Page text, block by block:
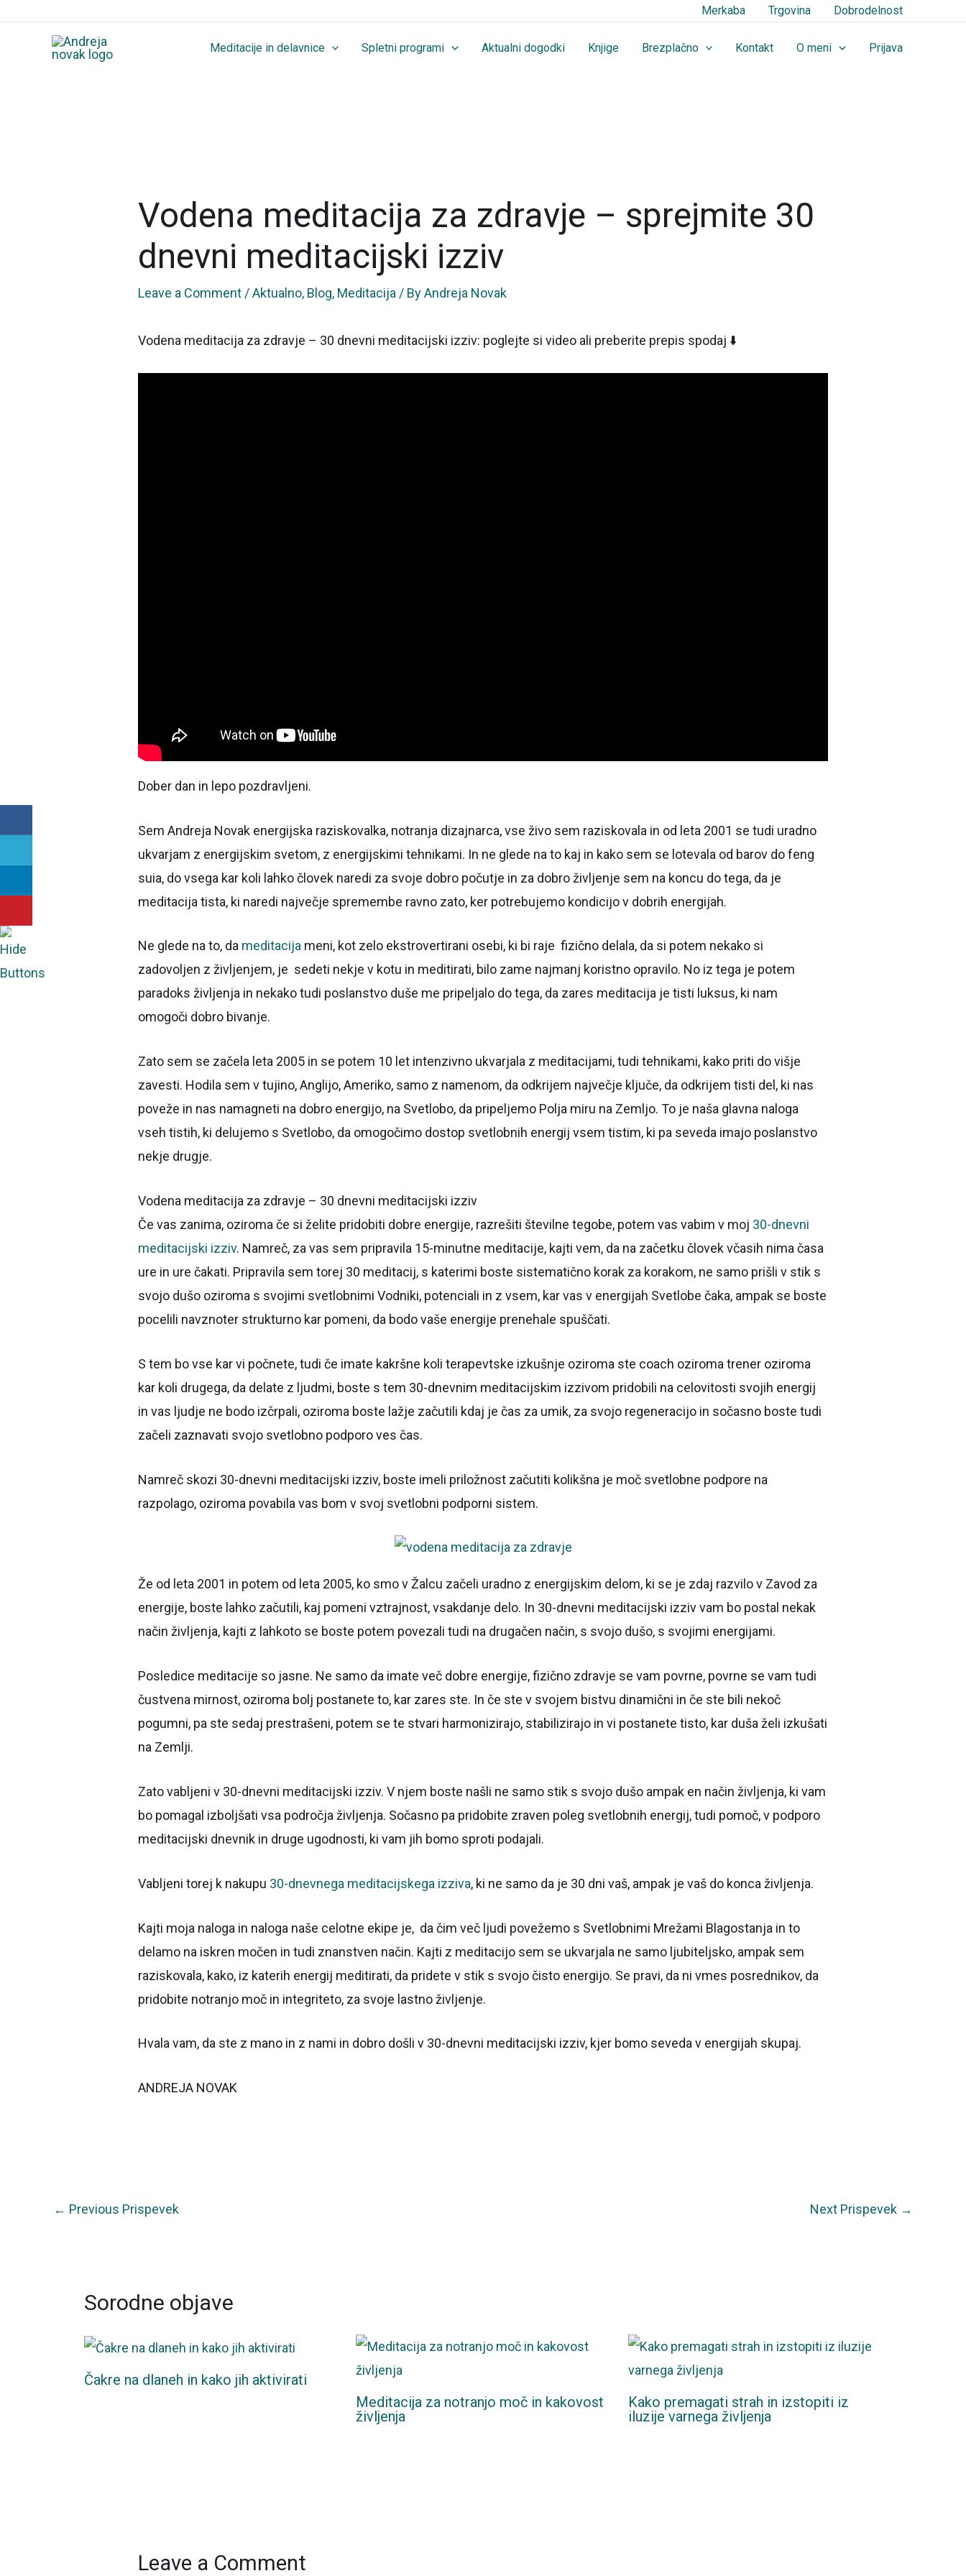
Merkaba Trgovina Dobrodelnost
Meditacije in delavnice Spletni programi Aktualni dogodki Knjige Brezplačno Kontakt O meni Prijava
Vodena meditacija za zdravje – sprejmite 30
dnevni meditacijski izziv
Leave a Comment /Aktualno, Blog, Meditacija / ByAndreja Novak
Vodena meditacija za zdravje – 30 dnevni meditacijski izziv: poglejte si video ali preberite prepis spodaj ⬇️
Dober dan in lepo pozdravljeni.
Sem Andreja Novak energijska raziskovalka, notranja dizajnarca, vse živo sem raziskovala in od leta 2001 se tudi uradno
ukvarjam z energijskim svetom, z energijskimi tehnikami. In ne glede na to kaj in kako sem se lotevala od barov do feng
suia, do vsega kar koli lahko človek naredi za svoje dobro počutje in za dobro življenje sem na koncu do tega, da je
meditacija tista, ki naredi največje spremembe ravno zato, ker potrebujemo kondicijo v dobrih energijah.
Ne glede na to, da meditacija meni, kot zelo ekstrovertirani osebi, ki bi raje fizično delala, da si potem nekako si
zadovoljen z življenjem, je sedeti nekje v kotu in meditirati, bilo zame najmanj koristno opravilo. No iz tega je potem
paradoks življenja in nekako tudi poslanstvo duše me pripeljalo do tega, da zares meditacija je tisti luksus, ki nam
omogoči dobro bivanje.
Zato sem se začela leta 2005 in se potem 10 let intenzivno ukvarjala z meditacijami, tudi tehnikami, kako priti do višje
zavesti. Hodila sem v tujino, Anglijo, Ameriko, samo z namenom, da odkrijem največje ključe, da odkrijem tisti del, ki nas
poveže in nas namagneti na dobro energijo, na Svetlobo, da pripeljemo Polja miru na Zemljo. To je naša glavna naloga
vseh tistih, ki delujemo s Svetlobo, da omogočimo dostop svetlobnih energij vsem tistim, ki pa seveda imajo poslanstvo
nekje drugje.
Vodena meditacija za zdravje – 30 dnevni meditacijski izziv
Če vas zanima, oziroma če si želite pridobiti dobre energije, razrešiti številne tegobe, potem vas vabim v moj 30-dnevni
meditacijski izziv. Namreč, za vas sem pripravila 15-minutne meditacije, kajti vem, da na začetku človek včasih nima časa
ure in ure čakati. Pripravila sem torej 30 meditacij, s katerimi boste sistematično korak za korakom, ne samo prišli v stik s
svojo dušo oziroma s svojimi svetlobnimi Vodniki, potenciali in z vsem, kar vas v energijah Svetlobe čaka, ampak se boste
pocelili navznoter strukturno kar pomeni, da bodo vaše energije prenehale spuščati.
S tem bo vse kar vi počnete, tudi če imate kakršne koli terapevtske izkušnje oziroma ste coach oziroma trener oziroma
kar koli drugega, da delate z ljudmi, boste s tem 30-dnevnim meditacijskim izzivom pridobili na celovitosti svojih energij
in vas ljudje ne bodo izčrpali, oziroma boste lažje začutili kdaj je čas za umik, za svojo regeneracijo in sočasno boste tudi
začeli zaznavati svojo svetlobno podporo ves čas.
Namreč skozi 30-dnevni meditacijski izziv, boste imeli priložnost začutiti kolikšna je moč svetlobne podpore na
razpolago, oziroma povabila vas bom v svoj svetlobni podporni sistem.
Že od leta 2001 in potem od leta 2005, ko smo v Žalcu začeli uradno z energijskim delom, ki se je zdaj razvilo v Zavod za
energije, boste lahko začutili, kaj pomeni vztrajnost, vsakdanje delo. In 30-dnevni meditacijski izziv vam bo postal nekak
način življenja, kajti z lahkoto se boste potem povezali tudi na drugačen način, s svojo dušo, s svojimi energijami.
Posledice meditacije so jasne. Ne samo da imate več dobre energije, fizično zdravje se vam povrne, povrne se vam tudi
čustvena mirnost, oziroma bolj postanete to, kar zares ste. In če ste v svojem bistvu dinamični in če ste bili nekoč
pogumni, pa ste sedaj prestrašeni, potem se te stvari harmonizirajo, stabilizirajo in vi postanete tisto, kar duša želi izkušati
na Zemlji.
Zato vabljeni v 30-dnevni meditacijski izziv. V njem boste našli ne samo stik s svojo dušo ampak en način življenja, ki vam
bo pomagal izboljšati vsa področja življenja. Sočasno pa pridobite zraven poleg svetlobnih energij, tudi pomoč, v podporo
meditacijski dnevnik in druge ugodnosti, ki vam jih bomo sproti podajali.
Vabljeni torej k nakupu 30-dnevnega meditacijskega izziva, ki ne samo da je 30 dni vaš, ampak je vaš do konca življenja.
Kajti moja naloga in naloga naše celotne ekipe je, da čim več ljudi povežemo s Svetlobnimi Mrežami Blagostanja in to
delamo na iskren močen in tudi znanstven način. Kajti z meditacijo sem se ukvarjala ne samo ljubiteljsko, ampak sem
raziskovala, kako, iz katerih energij meditirati, da pridete v stik s svojo čisto energijo. Se pravi, da ni vmes posrednikov, da
pridobite notranjo moč in integriteto, za svoje lastno življenje.
Hvala vam, da ste z mano in z nami in dobro došli v 30-dnevni meditacijski izziv, kjer bomo seveda v energijah skupaj.
ANDREJA NOVAK
← Previous Prispevek Next Prispevek →
Sorodne objave
Čakre na dlaneh in kako jih aktivirati
Meditacija za notranjo moč in kakovost
življenja
Kako premagati strah in izstopiti iz
iluzije varnega življenja
Leave a Comment